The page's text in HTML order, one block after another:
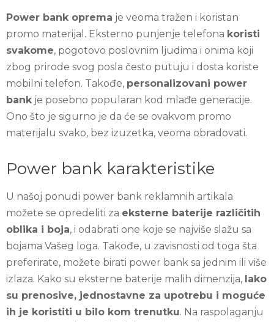
Power bank oprema je veoma tražen i koristan
promo materijal. Eksterno punjenje telefona koristi
svakome, pogotovo poslovnim ljudima i onima koji
zbog prirode svog posla često putuju i dosta koriste
mobilni telefon. Takođe, personalizovani power
bankje posebno popularan kod mlađe generacije.
Ono što je sigurno je da će se ovakvom promo
materijalu svako, bez izuzetka, veoma obradovati.
Power bank karakteristike
U našoj ponudi power bank reklamnih artikala
možete se opredeliti za eksterne baterije različitih
oblika i boja, i odabrati one koje se najviše slažu sa
bojama Vašeg loga. Takođe, u zavisnosti od toga šta
preferirate, možete birati power bank sa jednim ili više
izlaza. Kako su eksterne baterije malih dimenzija, lako
su prenosive, jednostavne za upotrebu i moguće
ih je koristiti u bilo kom trenutku. Na raspolaganju